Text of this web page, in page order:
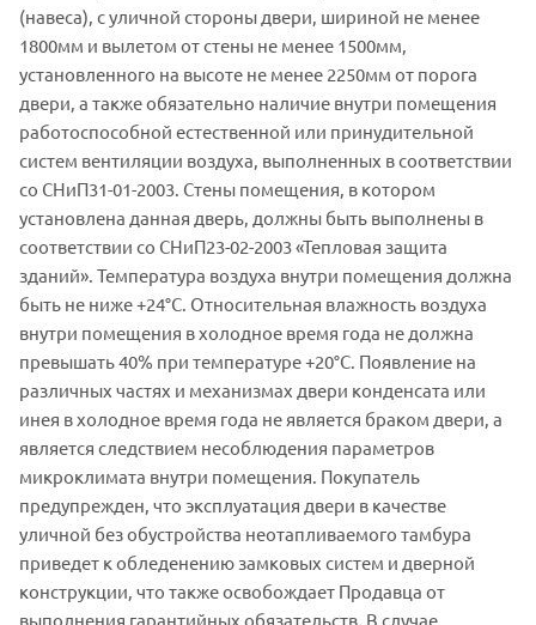
(навеса), с уличной стороны двери, шириной не менее
1800мм и вылетом от стены не менее 1500мм,
установленного на высоте не менее 2250мм от порога
двери, а также обязательно наличие внутри помещения
работоспособной естественной или принудительной
систем вентиляции воздуха, выполненных в соответствии
со СНиП31-01-2003. Стены помещения, в котором
установлена данная дверь, должны быть выполнены в
соответствии со СНиП23-02-2003 «Тепловая защита
зданий». Температура воздуха внутри помещения должна
быть не ниже +24°C. Относительная влажность воздуха
внутри помещения в холодное время года не должна
превышать 40% при температуре +20°C. Появление на
различных частях и механизмах двери конденсата или
инея в холодное время года не является браком двери, а
является следствием несоблюдения параметров
микроклимата внутри помещения. Покупатель
предупрежден, что эксплуатация двери в качестве
уличной без обустройства неотапливаемого тамбура
приведет к обледенению замковых систем и дверной
конструкции, что также освобождает Продавца от
выполнения гарантийных обязательств. В случае